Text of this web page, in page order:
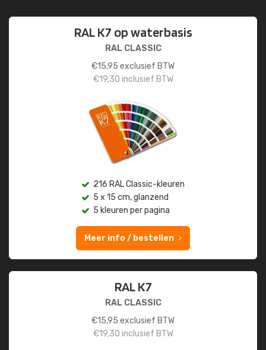
RAL K7 op waterbasis
RAL CLASSIC
€15,95 exclusief BTW
€19,30 inclusief BTW
216 RAL Classic-kleuren
5 x 15 cm, glanzend
5 kleuren per pagina
Meer info / bestellen
RAL K7
RAL CLASSIC
€15,95 exclusief BTW
€19,30 inclusief BTW